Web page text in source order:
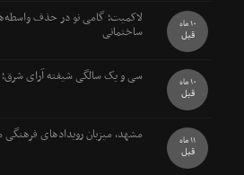
لاکمیت؛ گامی نو در حذف
ساختمانی 10 ماه
قبل
سی و یک سالگی شیفته آرای 10 ماه
قبل
مشهد، میزبان رویدادهای 11 ماه
قبل